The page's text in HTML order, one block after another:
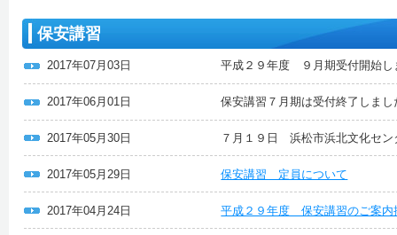
保安講習
2017年07月03日 平成２９年度 ９月期受付開始し
2017年06月01日 保安講習７月期は受付終了しまし
2017年05月30日 ７月１９日 浜松市浜北文化セ
2017年05月29日 保安講習 定員について
2017年04月24日 平成２９年度 保安講習のご案内